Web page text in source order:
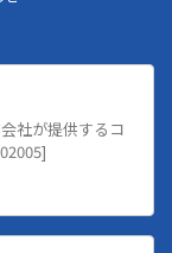
社が提供するコ